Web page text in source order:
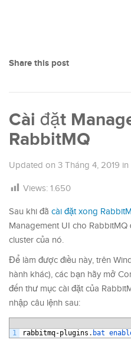
Share this post
Cài đặt
RabbitMQ
Updated on 3 Tháng 4, 2019 in
Views: 1.650
Sau khi đã cài đặt xong
Management UI cho
cluster của nó.
Để làm được điều này, trên
hành khác), các bạn hãy mở
đến thư mục cài đặt của
nhập câu lệnh sau:
1
rabbitmq-plugins . bat